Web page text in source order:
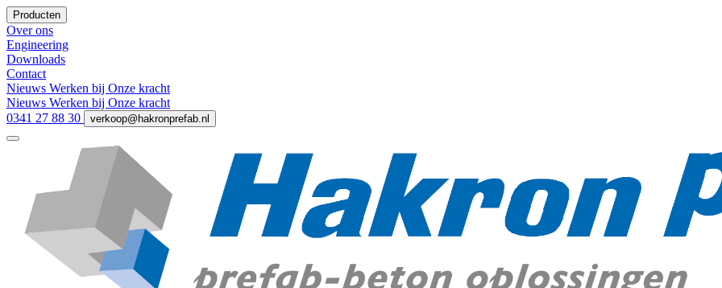
Producten
Over ons
Engineering
Downloads
Contact
Nieuws Werken bij Onze kracht
Nieuws Werken bij Onze kracht
0341 27 88 30
verkoop@hakronprefab.nl